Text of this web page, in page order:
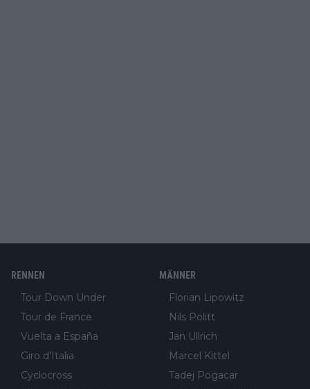
RENNEN
Tour Down Under
Tour de France
Vuelta a España
Giro d'Italia
Cyclocross
MÄNNER
Florian Lipowitz
Nils Politt
Jan Ullrich
Marcel Kittel
Tadej Pogacar